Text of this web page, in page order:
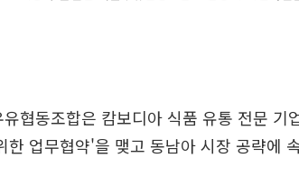
유협동조합은 캄보디아 식품 유통 전문
한 업무협약'을 맺고 동남아 시장 공략에